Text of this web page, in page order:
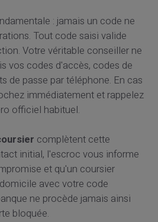
: jamais un code ne
Tout code saisi valide
Votre véritable conseiller ne
vos codes d'accès, codes de
de passe par téléphone. En cas
immédiatement et rappelez
officiel habituel.
complètent cette
initial, l'escroc vous informe
et qu'un coursier
avec votre code
ne procède jamais ainsi
bloquée.